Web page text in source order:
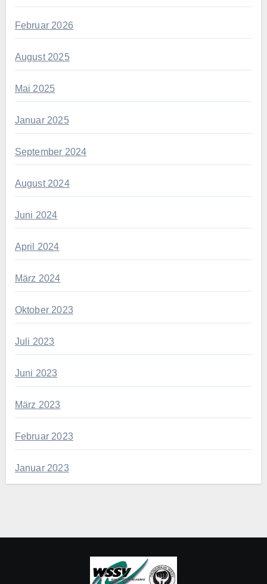
Februar 2026
August 2025
Mai 2025
Januar 2025
September 2024
August 2024
Juni 2024
April 2024
März 2024
Oktober 2023
Juli 2023
Juni 2023
März 2023
Februar 2023
Januar 2023